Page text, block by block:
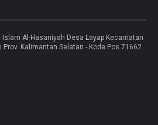
Al-Hasaniyah Desa Layap Kecamatan
Prov. Kalimantan Selatan - Kode Pos 71662